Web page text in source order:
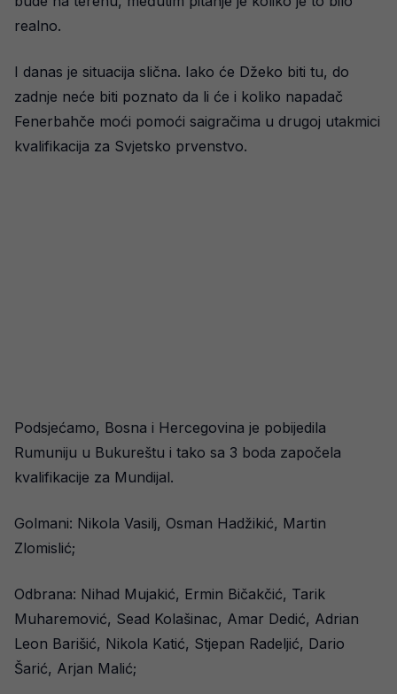
realno.
I danas je situacija slična. Iako će Džeko biti tu, do
zadnje neće biti poznato da li će i koliko napadač
Fenerbahče moći pomoći saigračima u drugoj utakmici
kvalifikacija za Svjetsko prvenstvo.
Podsjećamo, Bosna i Hercegovina je pobijedila
Rumuniju u Bukureštu i tako sa 3 boda započela
kvalifikacije za Mundijal.
Golmani: Nikola Vasilj, Osman Hadžikić, Martin
Zlomislić;
Odbrana: Nihad Mujakić, Ermin Bičakčić, Tarik
Muharemović, Sead Kolašinac, Amar Dedić, Adrian
Leon Barišić, Nikola Katić, Stjepan Radeljić, Dario
Šarić, Arjan Malić;